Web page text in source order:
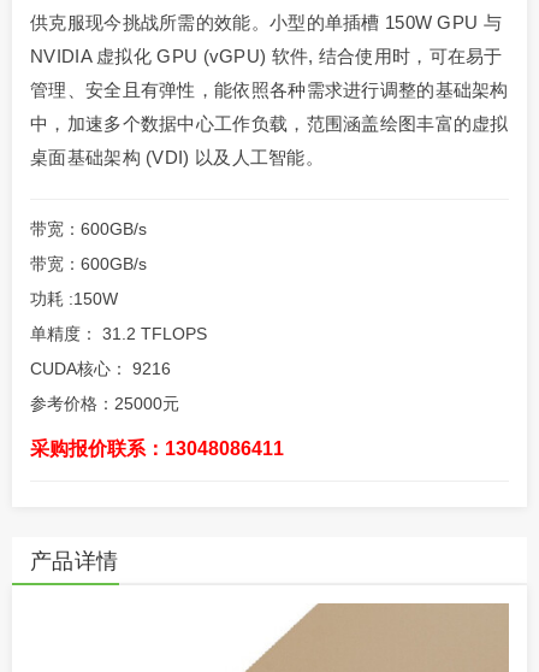
供克服现今挑战所需的效能。小型的单插槽 150W GPU 与
NVIDIA 虚拟化 GPU (vGPU) 软件, 结合使用时，可在易于
管理、安全且有弹性，能依照各种需求进行调整的基础架构
中，加速多个数据中心工作负载，范围涵盖绘图丰富的虚拟
桌面基础架构 (VDI) 以及人工智能。
带宽：600GB/s
带宽：600GB/s
功耗 :150W
单精度： 31.2 TFLOPS
CUDA核心： 9216
参考价格：25000元
采购报价联系：13048086411
产品详情